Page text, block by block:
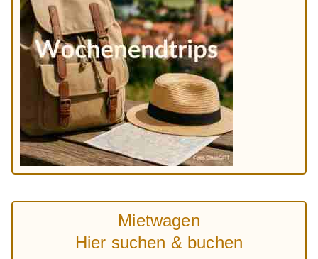
Mietwagen
Hier suchen & buchen